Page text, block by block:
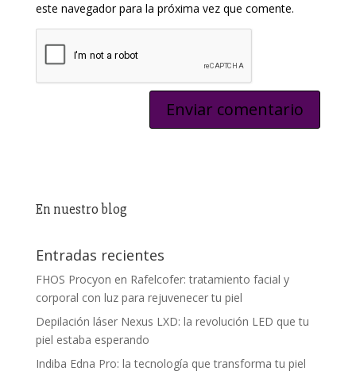
este navegador para la próxima vez que comente.
En nuestro blog
Entradas recientes
FHOS Procyon en Rafelcofer: tratamiento facial y
corporal con luz para rejuvenecer tu piel
Depilación láser Nexus LXD: la revolución LED que tu
piel estaba esperando
Indiba Edna Pro: la tecnología que transforma tu piel